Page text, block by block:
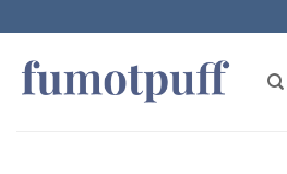
Inhalt
springen